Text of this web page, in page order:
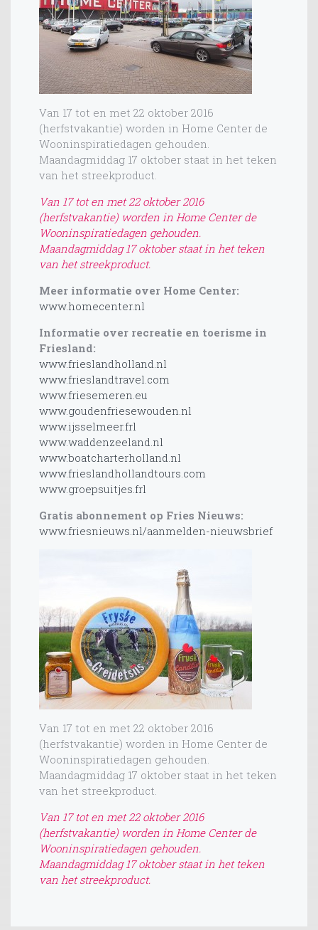
Van 17 tot en met 22 oktober 2016
(herfstvakantie) worden in Home Center de
Wooninspiratiedagen gehouden.
Maandagmiddag 17 oktober staat in het teken
van het streekproduct.
Van 17 tot en met 22 oktober 2016
(herfstvakantie) worden in Home Center de
Wooninspiratiedagen gehouden.
Maandagmiddag 17 oktober staat in het teken
van het streekproduct.
Meer informatie over Home Center:
www.homecenter.nl
Informatie over recreatie en toerisme in
Friesland:
www.frieslandholland.nl
www.frieslandtravel.com
www.friesemeren.eu
www.goudenfriesewouden.nl
www.ijsselmeer.frl
www.waddenzeeland.nl
www.boatcharterholland.nl
www.frieslandhollandtours.com
www.groepsuitjes.frl
Gratis abonnement op Fries Nieuws:
www.friesnieuws.nl/aanmelden-nieuwsbrief
Van 17 tot en met 22 oktober 2016
(herfstvakantie) worden in Home Center de
Wooninspiratiedagen gehouden.
Maandagmiddag 17 oktober staat in het teken
van het streekproduct.
Van 17 tot en met 22 oktober 2016
(herfstvakantie) worden in Home Center de
Wooninspiratiedagen gehouden.
Maandagmiddag 17 oktober staat in het teken
van het streekproduct.